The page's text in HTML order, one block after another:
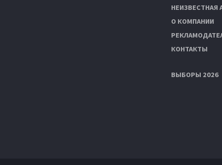
НЕИЗВЕСТНАЯ
О КОМПАНИИ
КОНТАКТЫ
ВЫБОРЫ 2026